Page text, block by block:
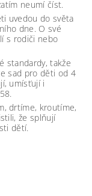
neumí číst.
uvedou do světa
dne. O své
s rodiči nebo
standardy, takže
sad pro děti od 4
umísťují i
drtíme, kroutíme,
že splňují
dětí.